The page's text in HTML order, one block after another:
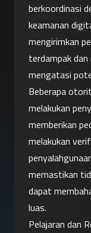
berkoordinasi
keamanan
mengirimkan
terdampak
mengatasi
Beberapa
melakukan
memberikan
melakukan
memastikan
dapat
luas.
Pelajaran dan